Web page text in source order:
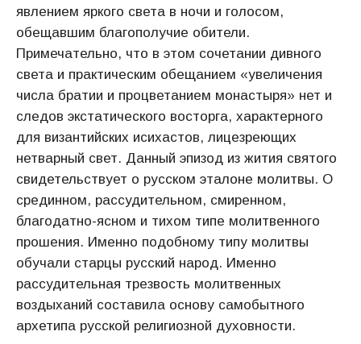
явлением яркого света в ночи и голосом,
обещавшим благополучие обители.
Примечательно, что в этом сочетании дивного
света и практическим обещанием «увеличения
числа братии и процветанием монастыря» нет и
следов экстатического восторга, характерного
для византийских исихастов, лицезреющих
нетварный свет. Данный эпизод из жития святого
свидетельствует о русском эталоне молитвы. О
срединном, рассудительном, смиренном,
благодатно-ясном и тихом типе молитвенного
прошения. Именно подобному типу молитвы
обучали старцы русский народ. Именно
рассудительная трезвость молитвенных
воздыханий составила основу самобытного
архетипа русской религиозной духовности.